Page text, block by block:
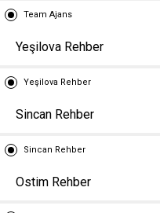
Team Ajans
Yeşilova Rehber
Yeşilova Rehber
Sincan Rehber
Sincan Rehber
Ostim Rehber